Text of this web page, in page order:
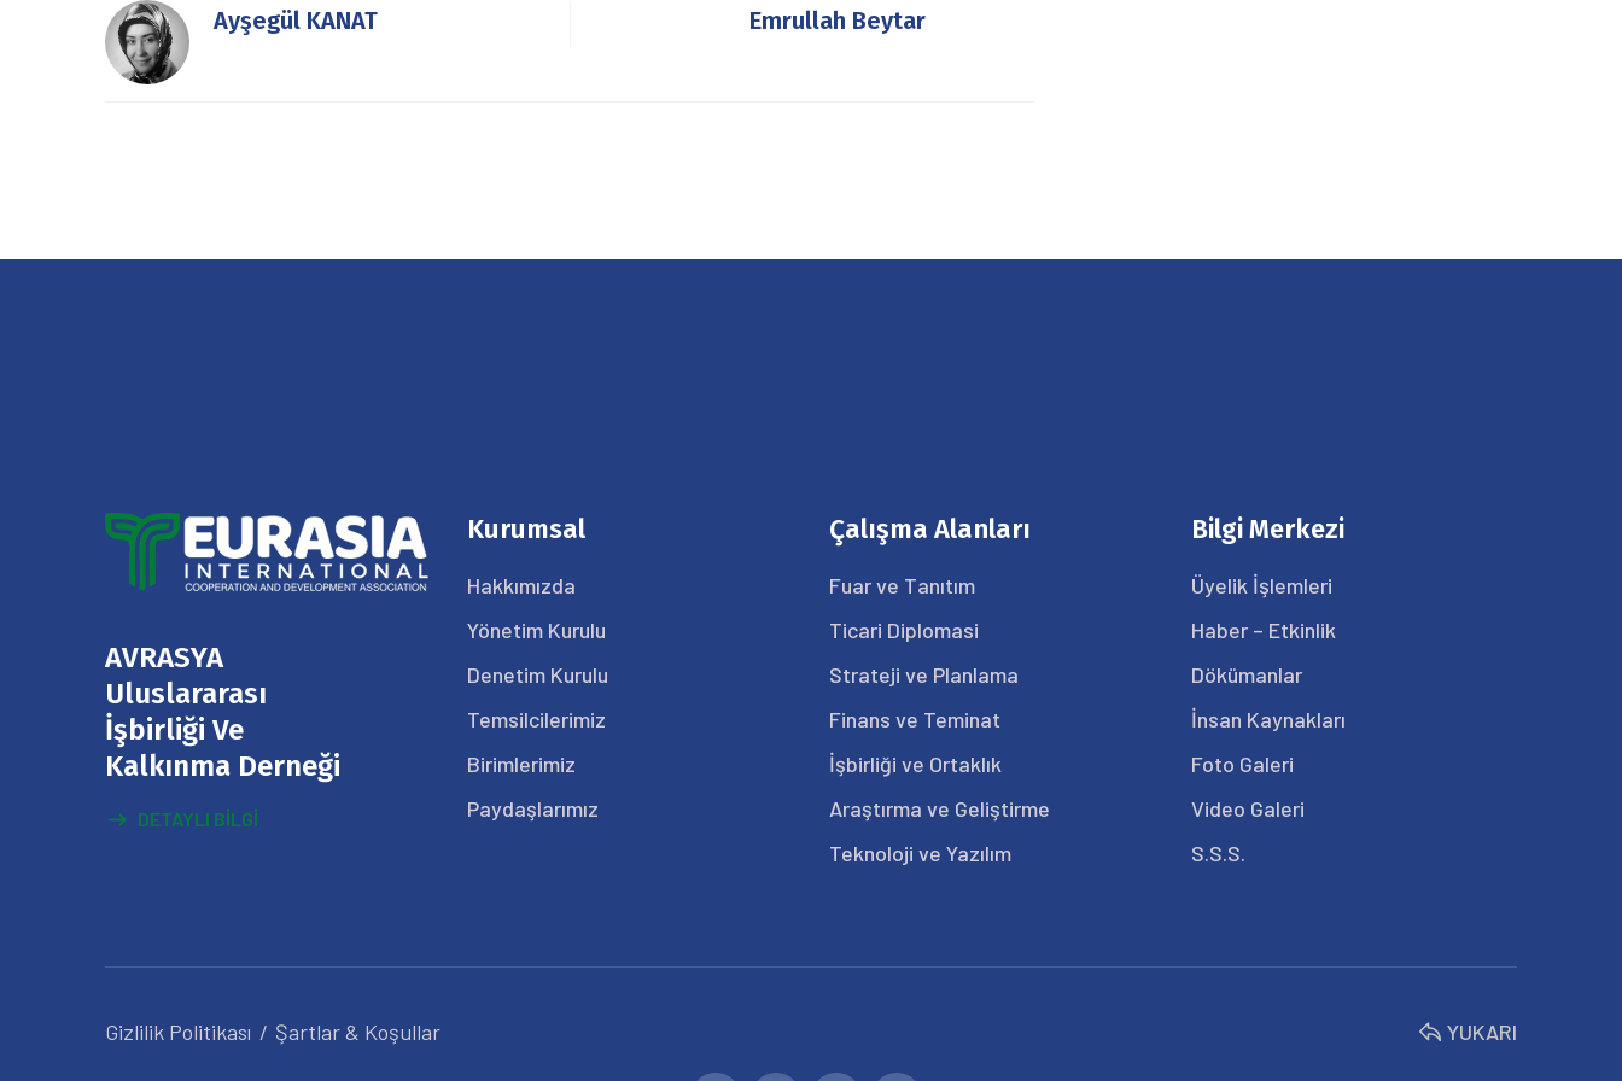
Ayşegül KANAT Emrullah Beytar
AVRASYA
Uluslararası
İşbirliği Ve
Kalkınma Derneği
DETAYLI BILGI
Kurumsal
Hakkımızda
Yönetim Kurulu
Denetim Kurulu
Temsilcilerimiz
Birimlerimiz
Paydaşlarımız
Çalışma Alanları
Fuar ve Tanıtım
Ticari Diplomasi
Strateji ve Planlama
Finans ve Teminat
İşbirliği ve Ortaklık
Araştırma ve Geliştirme
Teknoloji ve Yazılım
Bilgi Merkezi
Üyelik İşlemleri
Haber – Etkinlik
Dökümanlar
İnsan Kaynakları
Foto Galeri
Video Galeri
S.S.S.
Gizlilik Politikası Şartlar & Koşullar YUKARI